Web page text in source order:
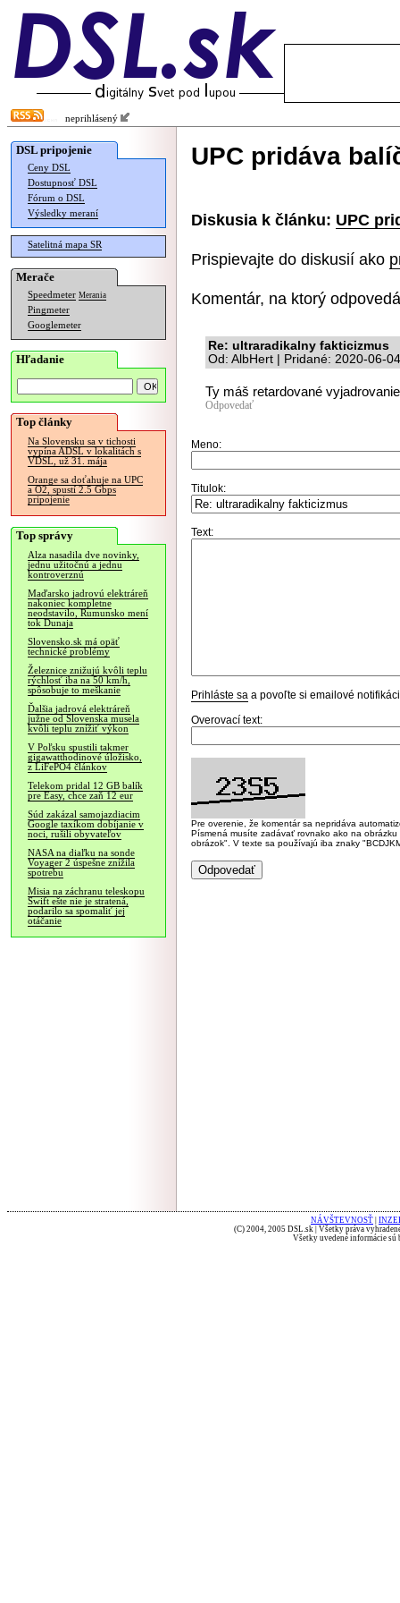
neprihlásený
DSL pripojenie
Ceny DSL
Dostupnosť DSL
Fórum o DSL
Výsledky meraní
Satelitná mapa SR
Merače
Speedmeter Merania
Pingmeter
Googlemeter
Hľadanie
Top články
Na Slovensku sa v tichosti
vypína ADSL v lokalitách s
VDSL, už 31. mája
Orange sa doťahuje na UPC
a O2, spustí 2.5 Gbps
pripojenie
Top správy
Alza nasadila dve novinky,
jednu užitočnú a jednu
kontroverznú
Maďarsko jadrovú elektráreň
nakoniec kompletne
neodstavilo, Rumunsko mení
tok Dunaja
Slovensko.sk má opäť
technické problémy
Železnice znižujú kvôli teplu
rýchlosť iba na 50 km/h,
spôsobuje to meškanie
Ďalšia jadrová elektráreň
južne od Slovenska musela
kvôli teplu znížiť výkon
V Poľsku spustili takmer
gigawatthodinové úložisko,
z LiFePO4 článkov
Telekom pridal 12 GB balík
pre Easy, chce zaň 12 eur
Súd zakázal samojazdiacim
Google taxíkom dobíjanie v
noci, rušili obyvateľov
NASA na diaľku na sonde
Voyager 2 úspešne znížila
spotrebu
Misia na záchranu teleskopu
Swift ešte nie je stratená,
podarilo sa spomaliť jej
otáčanie
UPC pridáva
Diskusia k článku: UPC
Prispievajte do diskusií ako
Komentár, na ktorý
Re: ultraradikalny fakticizmus
Od: AlbHert | Pridané: 2020-06-
Ty máš retardované
Odpovedať
Meno:
Titulok:
Text:
Prihláste sa a povoľte si emailové
Overovací text:
Pre overenie, že komentár sa nepridáva
Písmená musíte zadávať rovnako ako na
obrázok". V texte sa používajú iba znaky
NÁVŠTEVNOSŤ
(C) 2004, 2005 DSL.sk | Všetky práva
Všetky uvedené informácie sú